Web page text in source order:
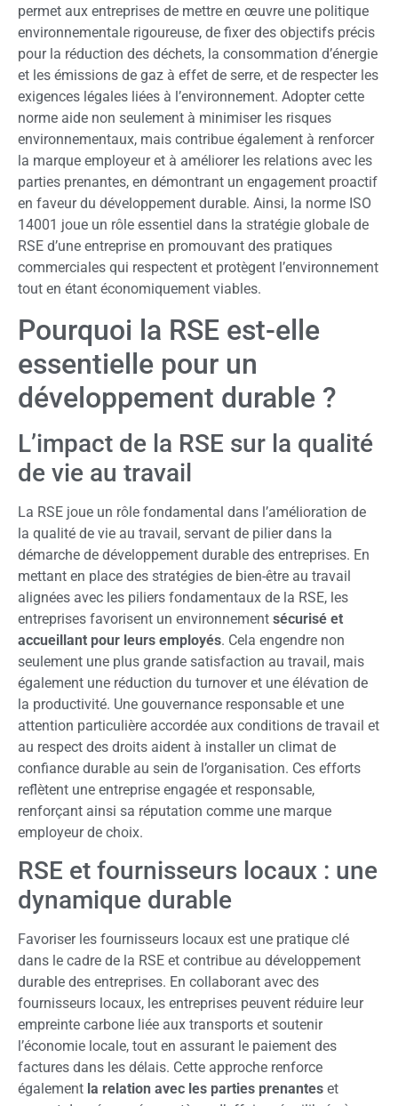
permet aux entreprises de mettre en œuvre une politique
environnementale rigoureuse, de fixer des objectifs précis
pour la réduction des déchets, la consommation d’énergie
et les émissions de gaz à effet de serre, et de respecter les
exigences légales liées à l’environnement. Adopter cette
norme aide non seulement à minimiser les risques
environnementaux, mais contribue également à renforcer
la marque employeur et à améliorer les relations avec les
parties prenantes, en démontrant un engagement proactif
en faveur du développement durable. Ainsi, la norme ISO
14001 joue un rôle essentiel dans la stratégie globale de
RSE d’une entreprise en promouvant des pratiques
commerciales qui respectent et protègent l’environnement
tout en étant économiquement viables.
Pourquoi la RSE est-elle
essentielle pour un
développement durable ?
L’impact de la RSE sur la qualité
de vie au travail
La RSE joue un rôle fondamental dans l’amélioration de
la qualité de vie au travail, servant de pilier dans la
démarche de développement durable des entreprises. En
mettant en place des stratégies de bien-être au travail
alignées avec les piliers fondamentaux de la RSE, les
entreprises favorisent un environnement sécurisé et
accueillant pour leurs employés. Cela engendre non
seulement une plus grande satisfaction au travail, mais
également une réduction du turnover et une élévation de
la productivité. Une gouvernance responsable et une
attention particulière accordée aux conditions de travail et
au respect des droits aident à installer un climat de
confiance durable au sein de l’organisation. Ces efforts
reflètent une entreprise engagée et responsable,
renforçant ainsi sa réputation comme une marque
employeur de choix.
RSE et fournisseurs locaux : une
dynamique durable
Favoriser les fournisseurs locaux est une pratique clé
dans le cadre de la RSE et contribue au développement
durable des entreprises. En collaborant avec des
fournisseurs locaux, les entreprises peuvent réduire leur
empreinte carbone liée aux transports et soutenir
l’économie locale, tout en assurant le paiement des
factures dans les délais. Cette approche renforce
également la relation avec les parties prenantes et